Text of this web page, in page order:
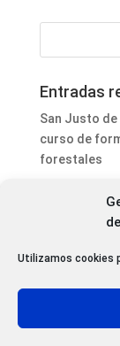
Utilizamos cookies
Entradas
San Justo de
curso de
forestales
Blanca
Santiago